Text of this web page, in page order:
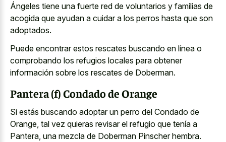
Ángeles tiene una fuerte red de voluntarios y familias de
acogida que ayudan a cuidar a los perros hasta que son
adoptados.
Puede encontrar estos rescates buscando en línea o
comprobando los refugios locales para obtener
información sobre los rescates de Doberman.
Pantera (f) Condado de Orange
Si estás buscando adoptar un perro del Condado de
Orange, tal vez quieras revisar el refugio que tenía a
Pantera, una mezcla de Doberman Pinscher hembra.